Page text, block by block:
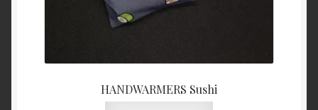
HANDWARMERS Sushi